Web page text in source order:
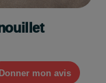
Donner mon avis